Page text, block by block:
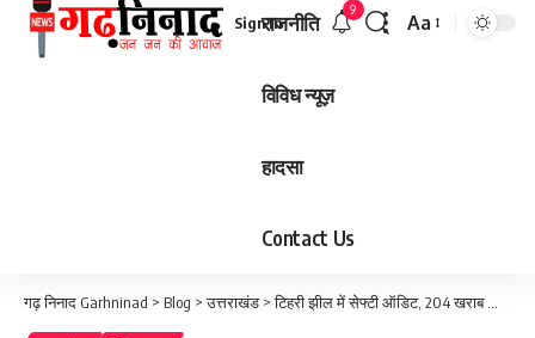
राजनीति
विविध न्यूज़
हादसा
Contact Us
Sign In
9
Font
Aa
गढ़ निनाद Garhninad > Blog >उत्तराखंड >टिहरी झील में सेफ्टी ऑडिट, 204 खराब लाइफ जैकेट किए गए डिस्मेंटल